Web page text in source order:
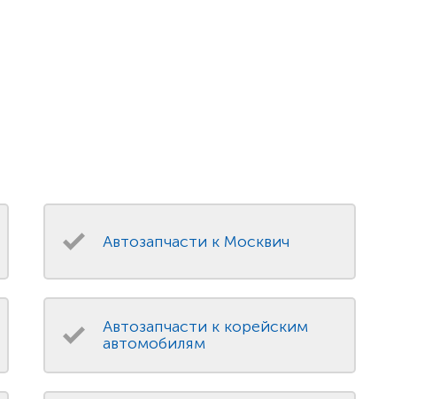
Автозапчасти к Москвич
Автозапчасти к корейским
автомобилям